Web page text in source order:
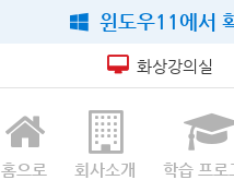
윈도우11에서
화상강의실
홈으로 회사소개 학습 프로